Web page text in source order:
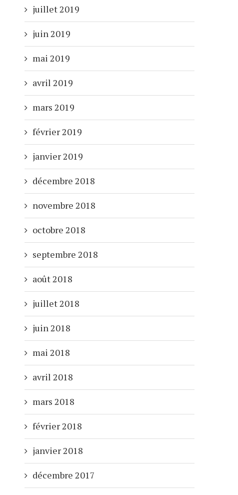
juillet 2019
juin 2019
mai 2019
avril 2019
mars 2019
février 2019
janvier 2019
décembre 2018
novembre 2018
octobre 2018
septembre 2018
août 2018
juillet 2018
juin 2018
mai 2018
avril 2018
mars 2018
février 2018
janvier 2018
décembre 2017